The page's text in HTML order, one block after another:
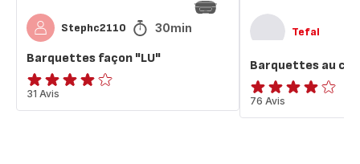
Stephc2110 30min
Barquettes façon "LU"
ratings.3.9
31 Avis
Tefal
Barquettes au
ratings.3.9
76 Avis